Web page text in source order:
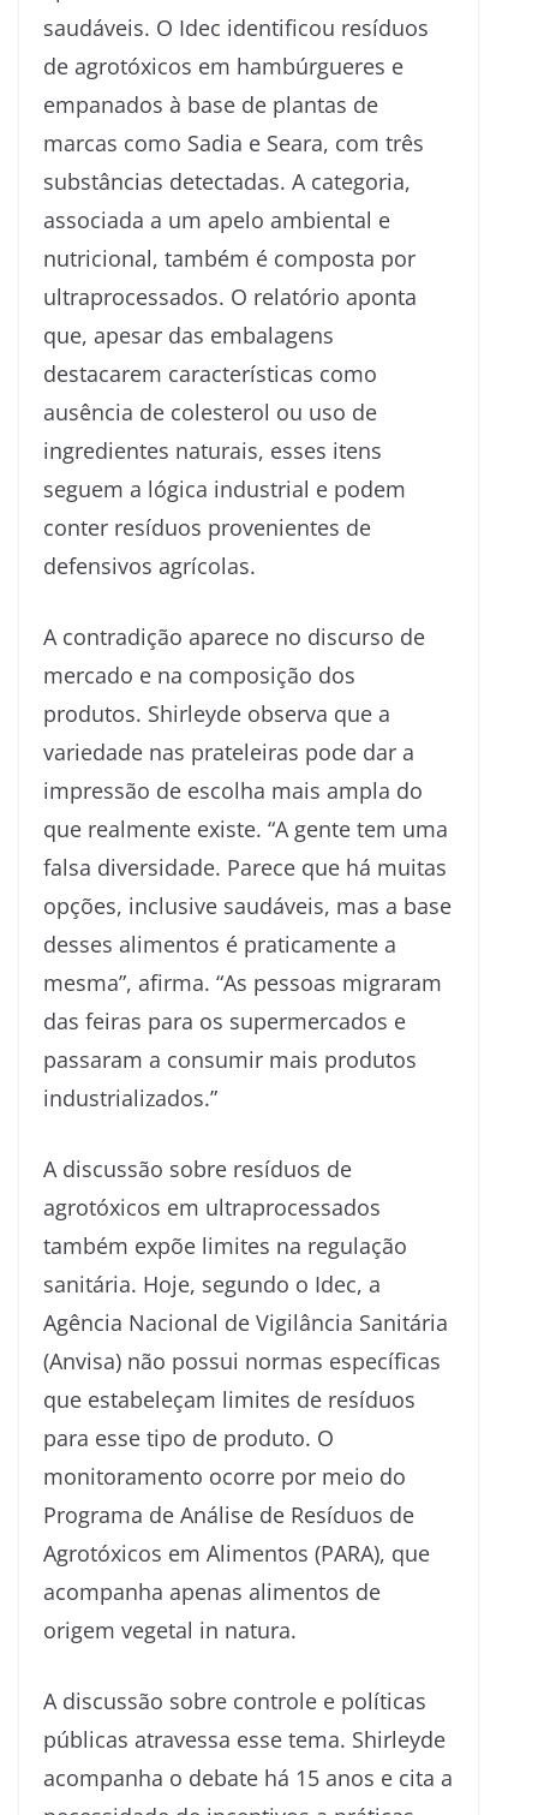
saudáveis. O Idec identificou resíduos
de agrotóxicos em hambúrgueres e
empanados à base de plantas de
marcas como Sadia e Seara, com três
substâncias detectadas. A categoria,
associada a um apelo ambiental e
nutricional, também é composta por
ultraprocessados. O relatório aponta
que, apesar das embalagens
destacarem características como
ausência de colesterol ou uso de
ingredientes naturais, esses itens
seguem a lógica industrial e podem
conter resíduos provenientes de
defensivos agrícolas.
A contradição aparece no discurso de
mercado e na composição dos
produtos. Shirleyde observa que a
variedade nas prateleiras pode dar a
impressão de escolha mais ampla do
que realmente existe. “A gente tem uma
falsa diversidade. Parece que há muitas
opções, inclusive saudáveis, mas a base
desses alimentos é praticamente a
mesma”, afirma. “As pessoas migraram
das feiras para os supermercados e
passaram a consumir mais produtos
industrializados.”
A discussão sobre resíduos de
agrotóxicos em ultraprocessados
também expõe limites na regulação
sanitária. Hoje, segundo o Idec, a
Agência Nacional de Vigilância Sanitária
(Anvisa) não possui normas específicas
que estabeleçam limites de resíduos
para esse tipo de produto. O
monitoramento ocorre por meio do
Programa de Análise de Resíduos de
Agrotóxicos em Alimentos (PARA), que
acompanha apenas alimentos de
origem vegetal in natura.
A discussão sobre controle e políticas
públicas atravessa esse tema. Shirleyde
acompanha o debate há 15 anos e cita a